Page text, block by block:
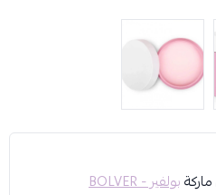
بولفير - BOLVER